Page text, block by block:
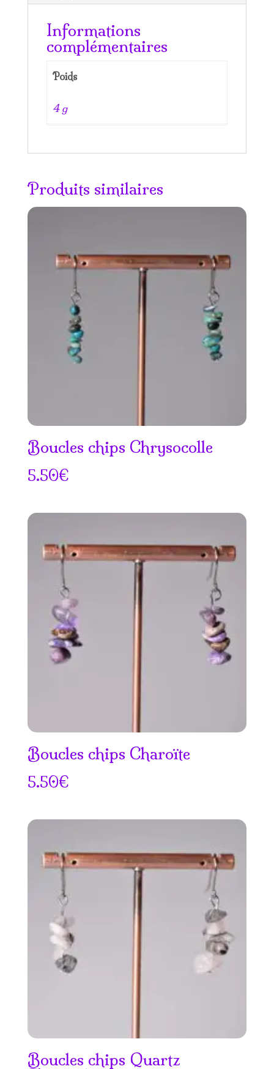
Informations
complémentaires
Poids
4 g
Produits similaires
Boucles chips Chrysocolle
5.50€
Boucles chips Charoïte
5.50€
Boucles chips Quartz